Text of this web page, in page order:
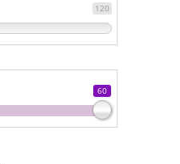
120
60